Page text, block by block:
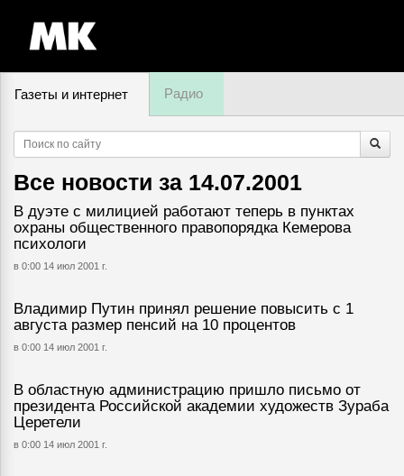
Газеты и интернет Радио
Все новости за 14.07.2001
В дуэте с милицией работают теперь в пунктах
охраны общественного правопорядка Кемерова
психологи
в 0:00 14 июл 2001 г.
Владимир Путин принял решение повысить с 1
августа размер пенсий на 10 процентов
в 0:00 14 июл 2001 г.
В областную администрацию пришло письмо от
президента Российской академии художеств Зураба
Церетели
в 0:00 14 июл 2001 г.